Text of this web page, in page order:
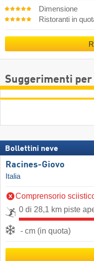
Dimensione
Ristoranti in
Suggerimenti
Bollettini neve
Racines-Giovo
Italia
Comprensorio
0 di 28,1 km piste
- cm (in quota)